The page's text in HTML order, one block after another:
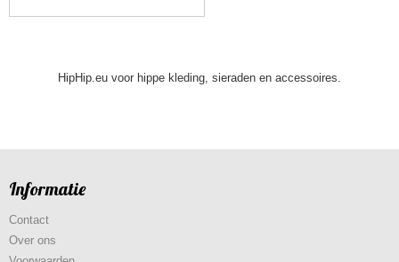
HipHip.eu voor hippe kleding, sieraden en accessoires.
Informatie
Contact
Over ons